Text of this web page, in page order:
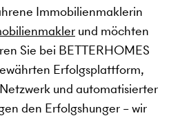
Immobilienmaklerin
und möchten
Sie bei BETTERHOMES
Erfolgsplattform,
und automatisierter
den Erfolgshunger – wir